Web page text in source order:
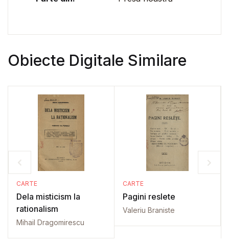
Obiecte Digitale Similare
CARTE
Dela misticism la
rationalism
Mihail Dragomirescu
CARTE
Pagini reslete
Valeriu Braniste